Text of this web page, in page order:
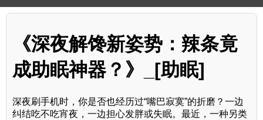
《深夜解馋新姿势：辣条竟
成助眠神器？》_[助眠]
深夜刷手机时，你是否也经历过“嘴巴寂寞”的折磨？一边
纠结吃不吃宵夜，一边担心发胖或失眠。最近，一种另类